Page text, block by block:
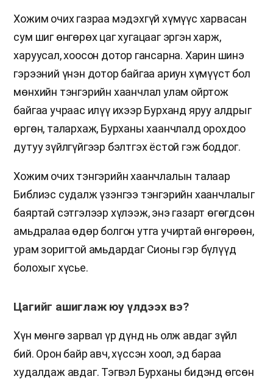
Хожим очих газраа мэдэхгүй хүмүүс харвасан
сум шиг өнгөрөх цаг хугацааг эргэн харж,
харуусал, хоосон дотор гансарна. Харин шинэ
гэрээний үнэн дотор байгаа ариун хүмүүст бол
мөнхийн тэнгэрийн хаанчлал улам ойртож
байгаа учраас илүү ихээр Бурханд яруу алдрыг
өргөн, талархаж, Бурханы хаанчлалд орохдоо
дутуу зүйлгүйгээр бэлтгэх ёстой гэж боддог.
Хожим очих тэнгэрийн хаанчлалын талаар
Библиэс судалж үзэнгээ тэнгэрийн хаанчлалыг
баяртай сэтгэлээр хүлээж, энэ газарт өгөгдсөн
амьдралаа өдөр болгон утга учиртай өнгөрөөн,
урам зоригтой амьдардаг Сионы гэр бүлүүд
болохыг хүсье.
Цагийг ашиглаж юу үлдээх вэ?
Хүн мөнгө зарвал үр дүнд нь олж авдаг зүйл
бий. Орон байр авч, хүссэн хоол, эд бараа
худалдаж авдаг. Тэгвэл Бурханы бидэнд өгсөн